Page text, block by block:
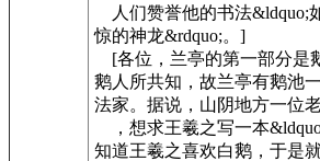
人们赞誉他的书法&ldquo;
惊的神龙&rdquo;。]
[各位，兰亭的第一部分是
鹅人所共知，故兰亭有鹅池
法家。据说，山阴地方一位
，想求王羲之写一本
知道王羲之喜欢白鹅，于是